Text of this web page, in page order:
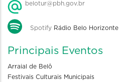
belotur@pbh.gov.br
Spotify Rádio Belo Horizonte
Principais Eventos
Arraial de Belô
Festivais Culturais Municipais